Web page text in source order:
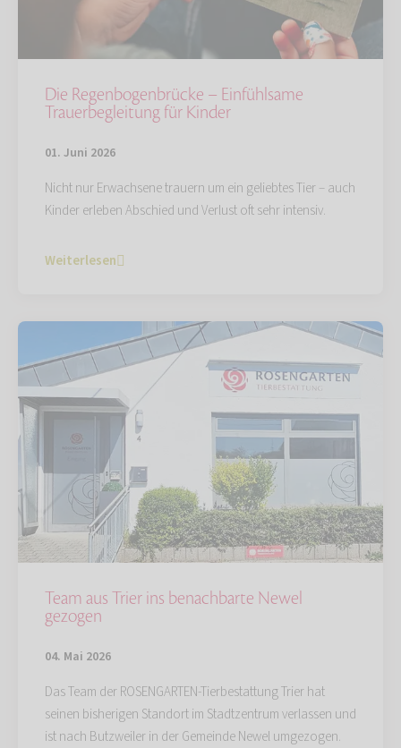
Die Regenbogenbrücke – Einfühlsame
Trauerbegleitung für Kinder
01. Juni 2026
Nicht nur Erwachsene trauern um ein geliebtes Tier – auch
Kinder erleben Abschied und Verlust oft sehr intensiv.
Weiterlesen
Team aus Trier ins benachbarte Newel
gezogen
04. Mai 2026
Das Team der ROSENGARTEN-Tierbestattung Trier hat
seinen bisherigen Standort im Stadtzentrum verlassen und
ist nach Butzweiler in der Gemeinde Newel umgezogen.